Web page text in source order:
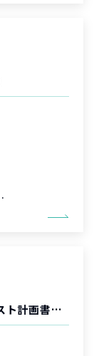
金融 基幹システム刷新 要件定義・テスト計画書作成